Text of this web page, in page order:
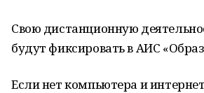
Свою дистанционную
будут фиксировать в АИС
Если нет компьютера и